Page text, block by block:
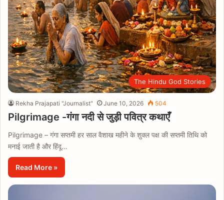
The Hindu God Stories
Rekha Prajapati "Journalist" June 10, 2026 504
Pilgrimage -गंगा नदी से जुड़ी पवित्र कथाएँ
Pilgrimage – गंगा सप्तमी हर साल वैशाख महीने के शुक्ल पक्ष की सप्तमी तिथि को
मनाई जाती है और हिंदू…
Read More »